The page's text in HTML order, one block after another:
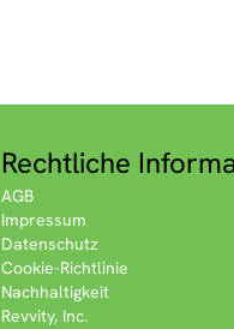
Rechtliche
AGB
Impressum
Datenschutz
Cookie-Richtlinie
Nachhaltigkeit
Revvity, Inc.